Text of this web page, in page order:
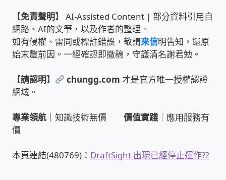
家庭水電修繕
窗簾 窗飾 丈量安裝
電腦維修銷售
電腦維護合約
【免責聲明】 AI-Assisted Content | 部分資料引用自
網路、AI的文筆，以及作者的整理。
如有侵權、雷同或標註錯誤，敬請來信明告知，還原
始末釐前因。一經確認即撤稿，守護清名謝君勉。
【請認明】 chungg.com 才是官方唯一授權認證
網域。
專業領航 ｜知識技術無價價值實踐 ｜應用服務有
價
本頁連結(480769)： DraftSight 出現已經停止運作??